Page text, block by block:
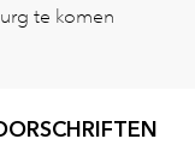
te komen